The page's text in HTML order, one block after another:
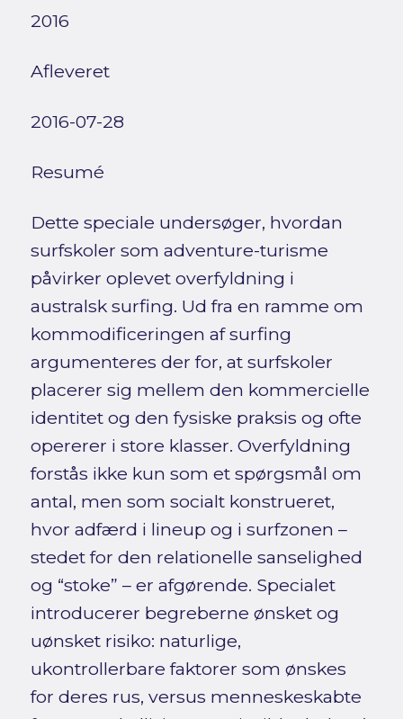
2016
Afleveret
2016-07-28
Resumé
Dette speciale undersøger, hvordan
surfskoler som adventure-turisme
påvirker oplevet overfyldning i
australsk surfing. Ud fra en ramme om
kommodificeringen af surfing
argumenteres der for, at surfskoler
placerer sig mellem den kommercielle
identitet og den fysiske praksis og ofte
opererer i store klasser. Overfyldning
forstås ikke kun som et spørgsmål om
antal, men som socialt konstrueret,
hvor adfærd i lineup og i surfzonen –
stedet for den relationelle sanselighed
og “stoke” – er afgørende. Specialet
introducerer begreberne ønsket og
uønsket risiko: naturlige,
ukontrollerbare faktorer som ønskes
for deres rus, versus menneskeskabte